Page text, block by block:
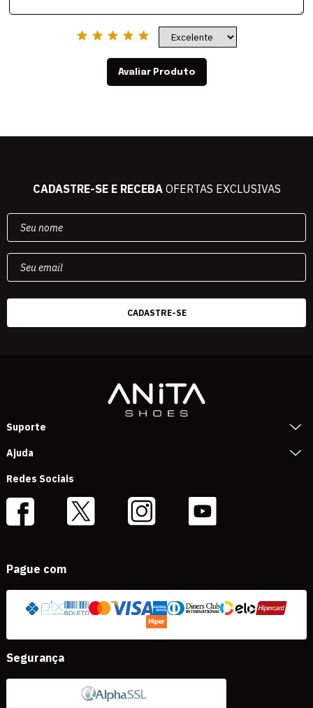
Avaliar Produto
CADASTRE-SE E RECEBAOFERTAS EXCLUSIVAS
Suporte
Ajuda
Redes Sociais
Pague com
Segurança